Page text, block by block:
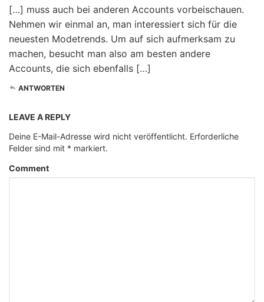
[…] muss auch bei anderen Accounts vorbeischauen.
Nehmen wir einmal an, man interessiert sich für die
neuesten Modetrends. Um auf sich aufmerksam zu
machen, besucht man also am besten andere
Accounts, die sich ebenfalls […]
ANTWORTEN
LEAVE A REPLY
Deine E-Mail-Adresse wird nicht veröffentlicht. Erforderliche
Felder sind mit * markiert.
Comment